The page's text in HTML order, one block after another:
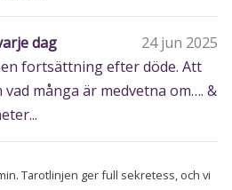
dag
24 jun 2025
fortsättning efter döde. Att
många är medvetna om…. &
Tarotlinjen ger full sekretess, och vi